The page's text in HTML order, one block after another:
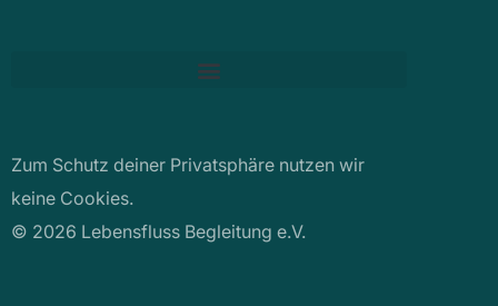
Zum Schutz deiner Privatsphäre nutzen wir
keine Cookies.
© 2026 Lebensfluss Begleitung e.V.